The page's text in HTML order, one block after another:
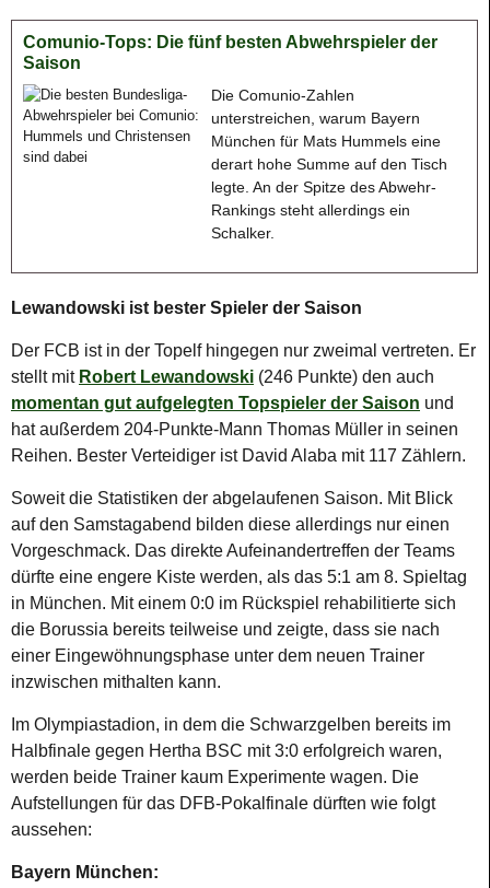
Comunio-Tops: Die fünf besten Abwehrspieler der
Saison
Die Comunio-Zahlen
unterstreichen, warum Bayern
München für Mats Hummels eine
derart hohe Summe auf den Tisch
legte. An der Spitze des Abwehr-
Rankings steht allerdings ein
Schalker.
Lewandowski ist bester Spieler der Saison
Der FCB ist in der Topelf hingegen nur zweimal vertreten. Er
stellt mit Robert Lewandowski (246 Punkte) den auch
momentan gut aufgelegten Topspieler der Saison und
hat außerdem 204-Punkte-Mann Thomas Müller in seinen
Reihen. Bester Verteidiger ist David Alaba mit 117 Zählern.
Soweit die Statistiken der abgelaufenen Saison. Mit Blick
auf den Samstagabend bilden diese allerdings nur einen
Vorgeschmack. Das direkte Aufeinandertreffen der Teams
dürfte eine engere Kiste werden, als das 5:1 am 8. Spieltag
in München. Mit einem 0:0 im Rückspiel rehabilitierte sich
die Borussia bereits teilweise und zeigte, dass sie nach
einer Eingewöhnungsphase unter dem neuen Trainer
inzwischen mithalten kann.
Im Olympiastadion, in dem die Schwarzgelben bereits im
Halbfinale gegen Hertha BSC mit 3:0 erfolgreich waren,
werden beide Trainer kaum Experimente wagen. Die
Aufstellungen für das DFB-Pokalfinale dürften wie folgt
aussehen:
Bayern München: